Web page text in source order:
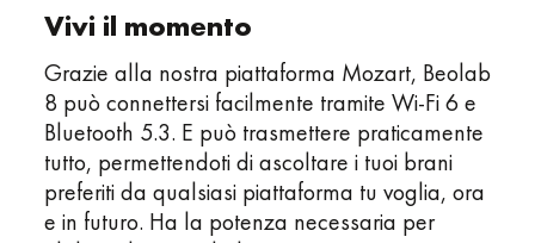
Vivi il momento
Grazie alla nostra piattaforma Mozart, Beolab
8 può connettersi facilmente tramite Wi-Fi 6 e
Bluetooth 5.3. E può trasmettere praticamente
tutto, permettendoti di ascoltare i tuoi brani
preferiti da qualsiasi piattaforma tu voglia, ora
e in futuro. Ha la potenza necessaria per